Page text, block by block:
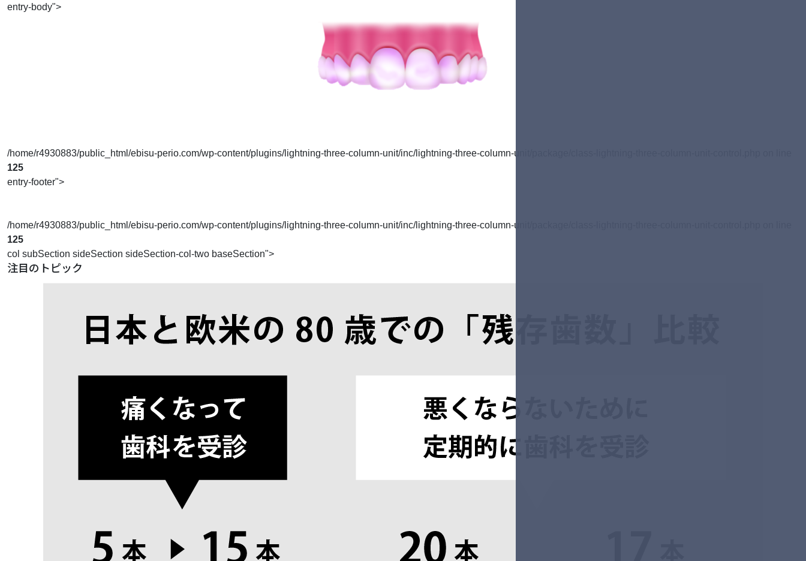
entry-body">
/home/r4930883/public_html/ebisu-perio.com/wp-content/plugins/lightning-three-column-unit/inc/lightning-three-column-unit/package/class-lightning-three-column-unit-control.php on line
125
entry-footer">
/home/r4930883/public_html/ebisu-perio.com/wp-content/plugins/lightning-three-column-unit/inc/lightning-three-column-unit/package/class-lightning-three-column-unit-control.php on line
125
col subSection sideSection sideSection-col-two baseSection">
注目のトピック